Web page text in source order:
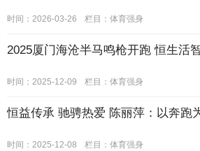
时间：2026-03-26 栏目： 体育强身
2025厦门海沧半马鸣枪开跑 恒生活
时间：2025-12-09 栏目： 体育强身
恒益传承 驰骋热爱 陈丽萍：以奔跑
时间：2025-12-08 栏目： 体育强身